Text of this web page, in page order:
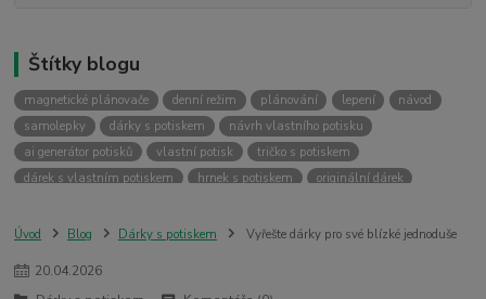
Štítky blogu
magnetické plánovače denní režim plánování lepení
návod
samolepky
dárky s potiskem
návrh vlastního potisku
ai generátor potisků
vlastní potisk
tričko s potiskem
dárek s vlastním potiskem
hrnek s potiskem
originální dárek
Úvod
Blog Dárky s potiskem Vyřešte dárky pro své blízké jednoduše
20.04.2026